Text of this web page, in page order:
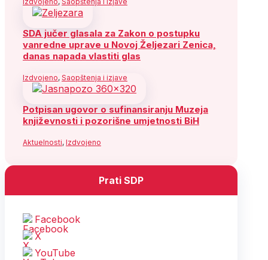
SDA jučer glasala za Zakon o postupku
vanredne uprave u Novoj Željezari Zenica,
danas napada vlastiti glas
Izdvojeno, Saopštenja i izjave
Potpisan ugovor o sufinansiranju Muzeja
književnosti i pozorišne umjetnosti BiH
Aktuelnosti, Izdvojeno
Prati SDP
Facebook
X
YouTube